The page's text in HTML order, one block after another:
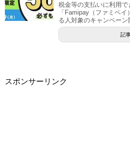
税金等の支払いに利用
「Famipay（ファミペ
る人対象のキャンペーン
記
スポンサーリンク